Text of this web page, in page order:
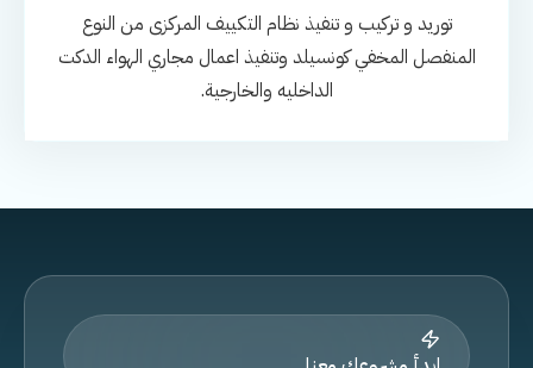
توريد و تركيب و تنفيذ نظام التكييف المركزى من النوع
المنفصل المخفي كونسيلد وتنفيذ اعمال مجاري الهواء الدكت
الداخليه والخارجية.